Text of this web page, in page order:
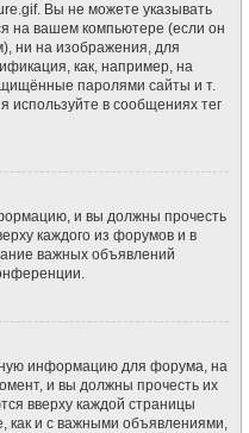
Вы не можете указывать
на вашем компьютере (если он
ни на изображения, для
как, например, на
паролями сайты и т.
используйте в сообщениях тег
и вы должны прочесть
каждого из форумов и в
важных объявлений
информацию для форума, на
и вы должны прочесть их
вверху каждой страницы
как и с важными объявлениями,